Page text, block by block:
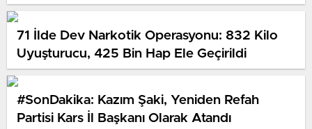
71 İlde Dev Narkotik Operasyonu: 832 Kilo
Uyuşturucu, 425 Bin Hap Ele Geçirildi
#SonDakika: Kazım Şaki, Yeniden Refah
Partisi Kars İl Başkanı Olarak Atandı